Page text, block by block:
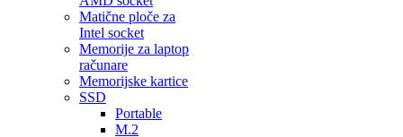
Matične ploče za
Intel socket
Memorije za laptop
računare
Memorijske kartice
SSD
Portable
M.2